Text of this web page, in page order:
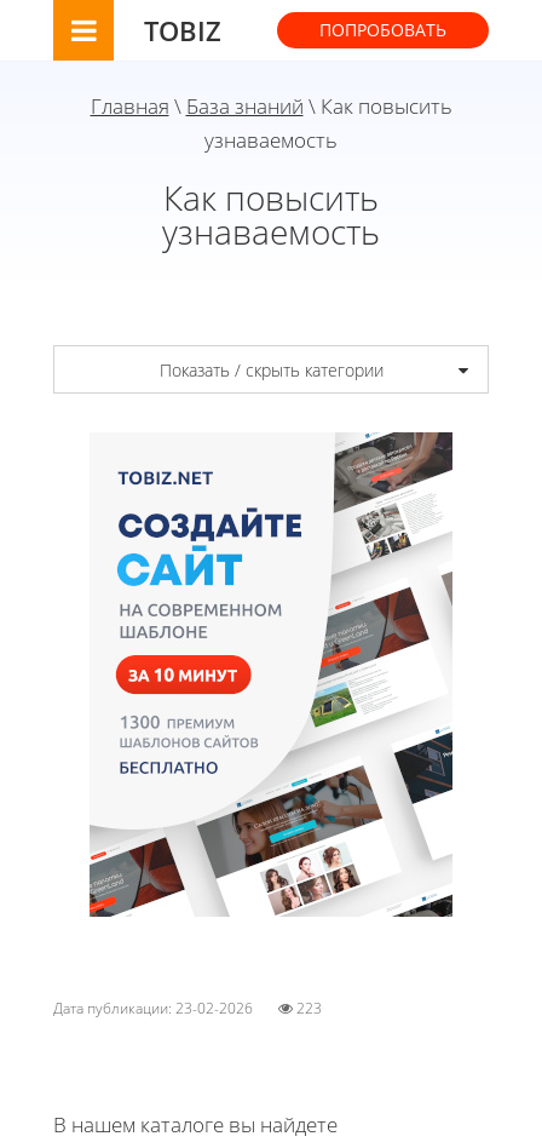
TOBIZ ПОПРОБОВАТЬ
Главная \ База знаний \ Как повысить
узнаваемость
Как повысить
узнаваемость
Показать / скрыть категории
Дата публикации: 23-02-2026 223
В нашем каталоге вы найдете